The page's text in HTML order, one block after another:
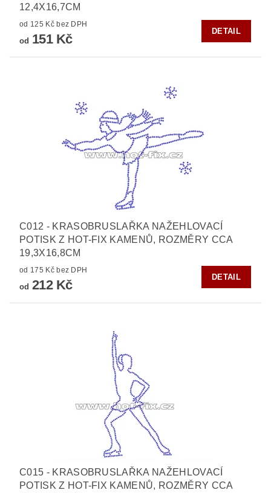
12,4X16,7CM
od 125 Kč bez DPH
od 151 Kč
DETAIL
C012 - KRASOBRUSLAŘKA NAŽEHLOVACÍ
POTISK Z HOT-FIX KAMENŮ, ROZMĚRY CCA
19,3X16,8CM
od 175 Kč bez DPH
od 212 Kč
DETAIL
C015 - KRASOBRUSLAŘKA NAŽEHLOVACÍ
POTISK Z HOT-FIX KAMENŮ, ROZMĚRY CCA